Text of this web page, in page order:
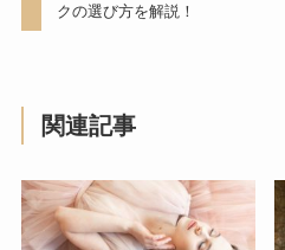
クの選び方を解説！
関連記事